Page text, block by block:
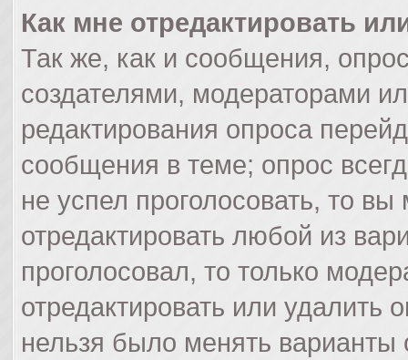
Как мне отредактировать
Так же, как и сообщения,
создателями, модераторами
редактирования опроса
сообщения в теме; опрос
не успел проголосовать, то
отредактировать любой из
проголосовал, то только
отредактировать или удалить
нельзя было менять варианты